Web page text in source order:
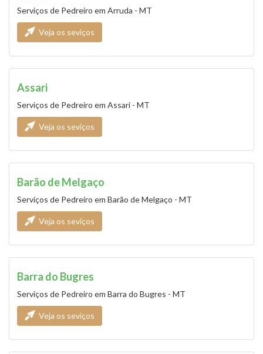
Serviços de Pedreiro em Arruda - MT
Veja os seviços
Assari
Serviços de Pedreiro em Assari - MT
Veja os seviços
Barão de Melgaço
Serviços de Pedreiro em Barão de Melgaço - MT
Veja os seviços
Barra do Bugres
Serviços de Pedreiro em Barra do Bugres - MT
Veja os seviços